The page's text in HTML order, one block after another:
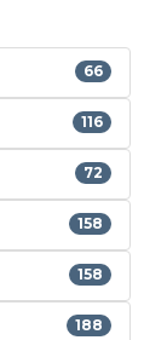
66
116
72
158
158
188